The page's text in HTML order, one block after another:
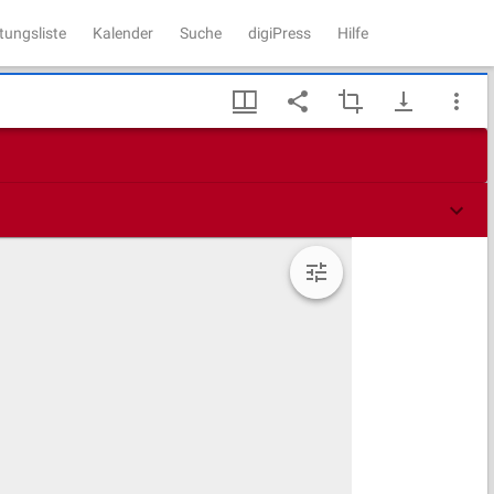
Kalender Suche digiPress Hilfe